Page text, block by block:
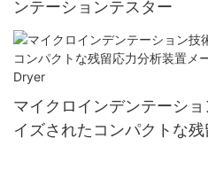
ンテーションテスター
マイクロインデンテーシ
イズされたコンパクトな